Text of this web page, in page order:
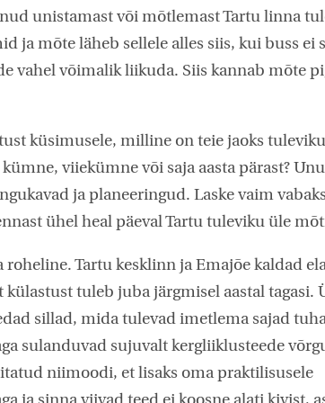
unistamast või mõtlemast Tartu linna
ja mõte läheb sellele alles siis, kui buss ei
vahel võimalik liikuda. Siis kannab mõte
küsimusele, milline on teie jaoks
viiekümne või saja aasta pärast?
ja planeeringud. Laske vaim
ühel heal päeval Tartu tuleviku üle
Tartu kesklinn ja Emajõe kaldad
tuleb juba järgmisel aastal tagasi.
sillad, mida tulevad imetlema sajad
sulanduvad sujuvalt kergliiklusteede
niimoodi, et lisaks oma praktilisusele